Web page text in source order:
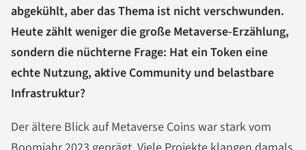
abgekühlt, aber das Thema ist nicht verschwunden.
Heute zählt weniger die große Metaverse-Erzählung,
sondern die nüchterne Frage: Hat ein Token eine
echte Nutzung, aktive Community und belastbare
Infrastruktur?
Der ältere Blick auf Metaverse Coins war stark vom